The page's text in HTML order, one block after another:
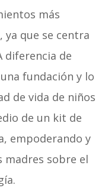
más
ya que se centra
diferencia de
fundación y lo
de vida de niños
de un kit de
empoderando y
madres sobre el